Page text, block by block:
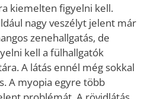
kiemelten figyelni kell.
nagy veszélyt jelent már
zenehallgatás, de
kell a fülhallgatók
A látás ennél még sokkal
A myopia egyre több